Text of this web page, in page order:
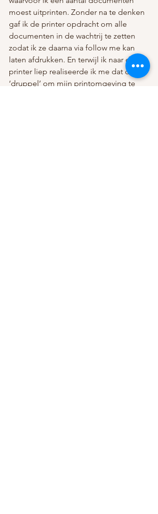
moest uitprinten. Zonder na te denken
gaf ik de printer opdracht om alle
documenten in de wachtrij te zetten
zodat ik ze daarna via follow me kan
laten afdrukken. En terwijl ik naar de
printer liep realiseerde ik me dat de
‘druppel’ om mijn printomgeving te